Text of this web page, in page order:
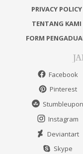
PRIVACY POLICY
TENTANG KAMI
FORM
Facebook
Pinterest
Stumbleupon
Instagram
Deviantart
Skype